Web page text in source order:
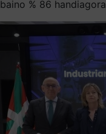
baino % 86 handiagora